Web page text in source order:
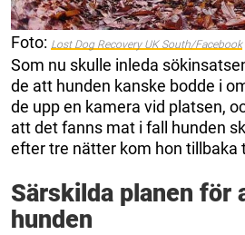
Foto: Lost Dog Recovery UK South/Facebook
Som nu skulle inleda
de att hunden kanske bodde i
de upp en kamera vid platsen,
att det fanns mat i fall hunden
efter tre nätter kom hon tillbaka
Särskilda planen för
hunden